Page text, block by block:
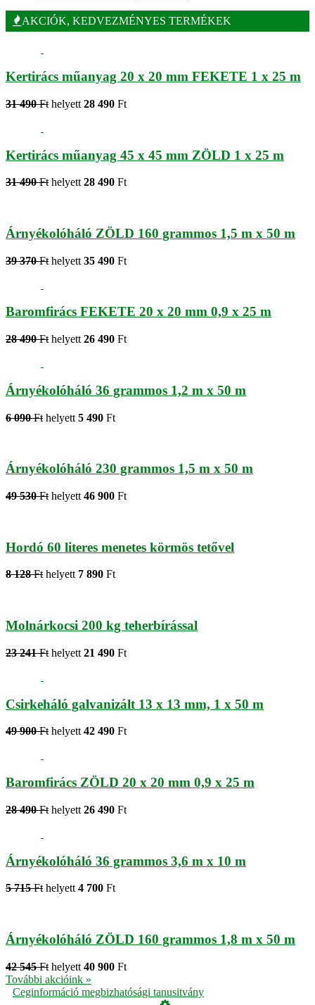
AKCIÓK, KEDVEZMÉNYES TERMÉKEK
Kertirács műanyag 20 x 20 mm FEKETE 1 x 25 m
31 490 Ft helyett 28 490 Ft
Kertirács műanyag 45 x 45 mm ZÖLD 1 x 25 m
31 490 Ft helyett 28 490 Ft
Árnyékolóháló ZÖLD 160 grammos 1,5 m x 50 m
39 370 Ft helyett 35 490 Ft
Baromfirács FEKETE 20 x 20 mm 0,9 x 25 m
28 490 Ft helyett 26 490 Ft
Árnyékolóháló 36 grammos 1,2 m x 50 m
6 090 Ft helyett 5 490 Ft
Árnyékolóháló 230 grammos 1,5 m x 50 m
49 530 Ft helyett 46 900 Ft
Hordó 60 literes menetes körmös tetővel
8 128 Fthelyett 7 890 Ft
Molnárkocsi 200 kg teherbírással
23 241 Ft helyett 21 490 Ft
Csirkeháló galvanizált 13 x 13 mm, 1 x 50 m
49 900 Ft helyett 42 490 Ft
Baromfirács ZÖLD 20 x 20 mm 0,9 x 25 m
28 490 Ft helyett 26 490 Ft
Árnyékolóháló 36 grammos 3,6 m x 10 m
5 715 Ft helyett 4 700 Ft
Árnyékolóháló ZÖLD 160 grammos 1,8 m x 50 m
42 545 Ft helyett 40 900 Ft
További akcióink »
Ceginformáció megbizhatósági tanusitvány